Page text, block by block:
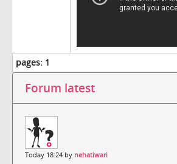
pages: 1
Forum latest
Today 18:24 by nehatiwari